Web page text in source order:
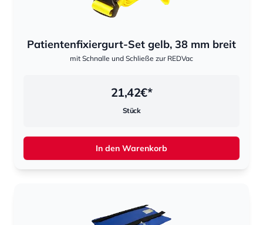
Patientenfixiergurt-Set gelb, 38 mm breit
mit Schnalle und Schließe zur REDVac
21,42€*
Stück
In den Warenkorb